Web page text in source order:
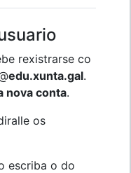
rexistrarse co
edu.xunta.gal.
nova conta.
os
escriba o do